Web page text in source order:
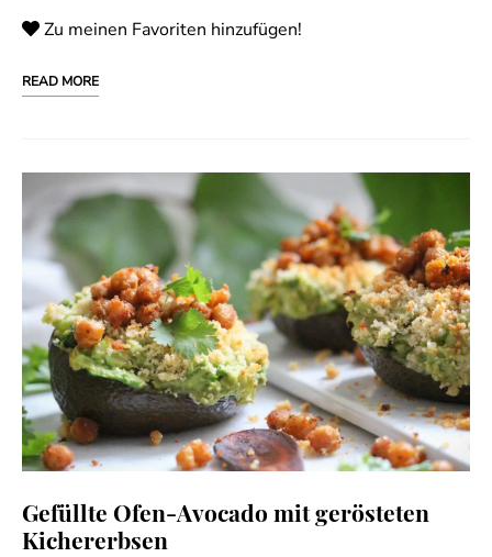
Zu meinen Favoriten hinzufügen!
READ MORE
Gefüllte Ofen-Avocado mit gerösteten
Kichererbsen